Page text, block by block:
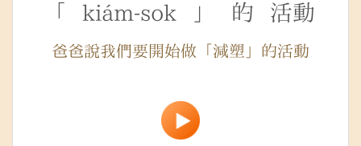
kiám-sok 」 的 活動
爸爸說我們要開始做「減塑」的活動